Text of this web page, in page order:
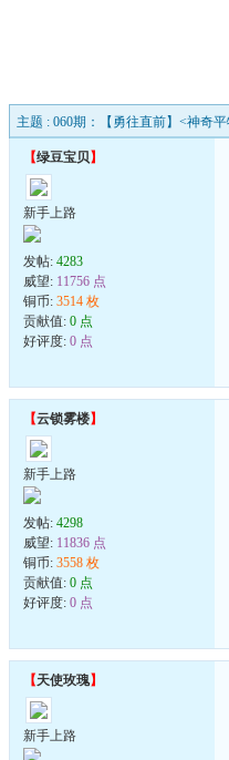
主题 : 060期：【勇往直前】<神奇
【绿豆宝贝】
新手上路
发帖: 4283
威望: 11756 点
铜币: 3514 枚
贡献值: 0 点
好评度: 0 点
【云锁雾楼】
新手上路
发帖: 4298
威望: 11836 点
铜币: 3558 枚
贡献值: 0 点
好评度: 0 点
【天使玫瑰】
新手上路